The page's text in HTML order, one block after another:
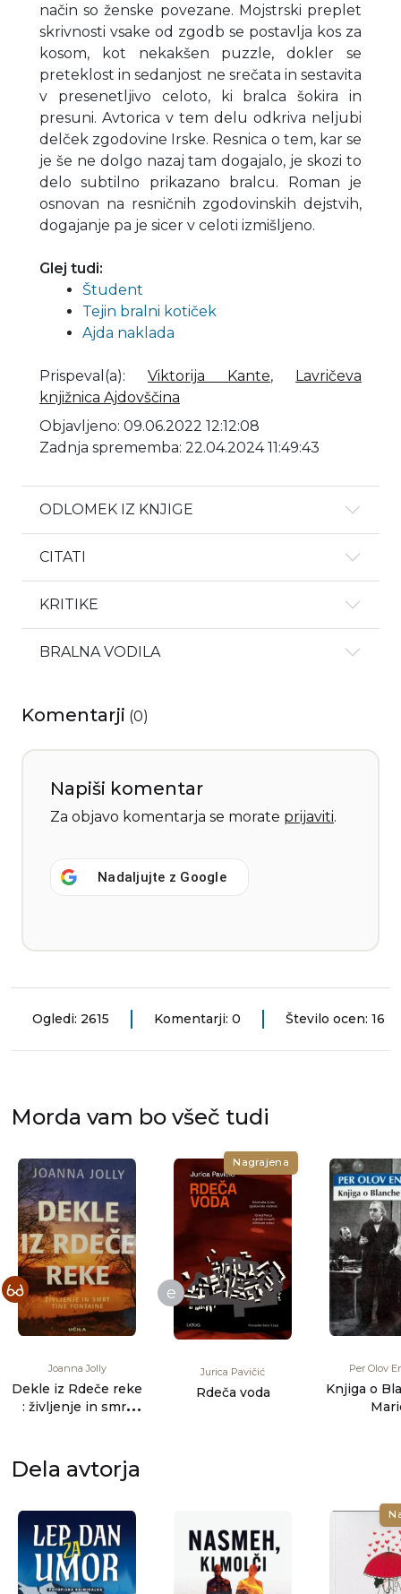
način so ženske povezane. Mojstrski preplet
skrivnosti vsake od zgodb se postavlja kos za
kosom, kot nekakšen puzzle, dokler se
preteklost in sedanjost ne srečata in sestavita
v presenetljivo celoto, ki bralca šokira in
presuni. Avtorica v tem delu odkriva neljubi
delček zgodovine Irske. Resnica o tem, kar se
je še ne dolgo nazaj tam dogajalo, je skozi to
delo subtilno prikazano bralcu. Roman je
osnovan na resničnih zgodovinskih dejstvih,
dogajanje pa je sicer v celoti izmišljeno.
Glej tudi:
Študent
Tejin bralni kotiček
Ajda naklada
Prispeval(a): Viktorija Kante, Lavričeva
knjižnica Ajdovščina
Objavljeno: 09.06.2022 12:12:08
Zadnja sprememba: 22.04.2024 11:49:43
ODLOMEK IZ KNJIGE
CITATI
KRITIKE
BRALNA VODILA
Komentarji (0)
Napiši komentar
Za objavo komentarja se morate prijaviti.
Nadaljujte z Google
Ogledi: 2615 Komentarji: 0 Število ocen: 16
Morda vam bo všeč tudi
Joanna Jolly
Dekle iz Rdeče reke
: življenje in smrt
Nagrajena
e
Jurica Pavičić
Rdeča voda
Per Olov
Knjiga o
Dela avtorja